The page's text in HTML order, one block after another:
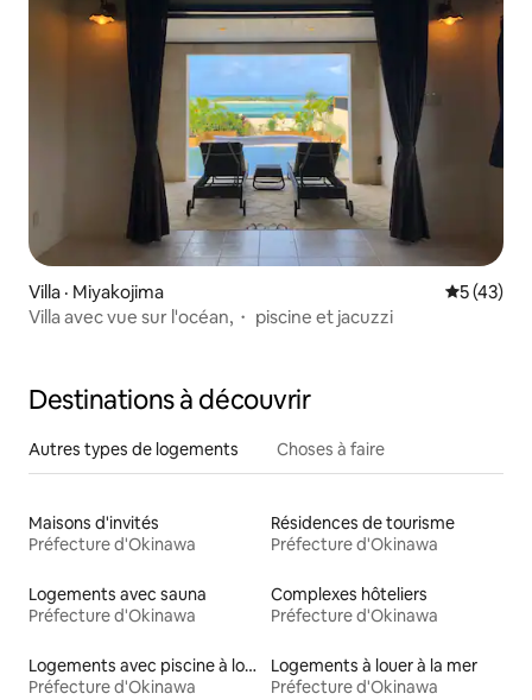
Villa · Miyakojima Note
5 (43)
Villa avec vue sur l'océan,・ piscine et jacuzzi
Destinations à découvrir
Autres types de logements Choses à faire
Maisons d'invités
Préfecture d'Okinawa
Résidences de tourisme
Préfecture d'Okinawa
Logements avec sauna
Préfecture d'Okinawa
Complexes hôteliers
Préfecture d'Okinawa
Logements avec piscine à louer
Préfecture d'Okinawa
Logements à louer à la mer
Préfecture d'Okinawa